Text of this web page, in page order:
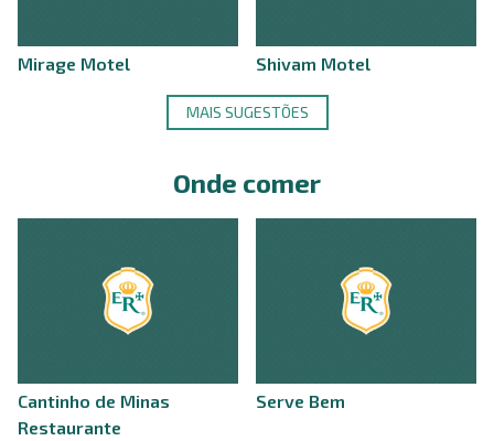
Mirage Motel Shivam Motel
MAIS SUGESTÕES
Onde comer
Cantinho de Minas
Restaurante
Serve Bem